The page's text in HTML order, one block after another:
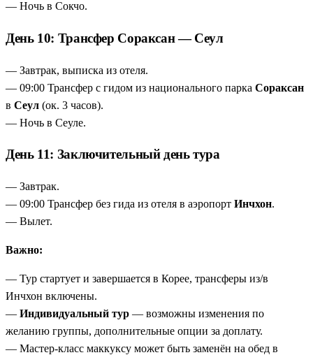
— Ночь в Сокчо.
День 10: Трансфер Сораксан — Сеул
— Завтрак, выписка из отеля.
— 09:00 Трансфер с гидом из национального парка Сораксан
в Сеул (ок. 3 часов).
— Ночь в Сеуле.
День 11: Заключительный день тура
— Завтрак.
— 09:00 Трансфер без гида из отеля в аэропорт Инчхон.
— Вылет.
Важно:
— Тур стартует и завершается в Корее, трансферы из/в
Инчхон включены.
— Индивидуальный тур — возможны изменения по
желанию группы, дополнительные опции за доплату.
— Мастер-класс маккуксу может быть заменён на обед в